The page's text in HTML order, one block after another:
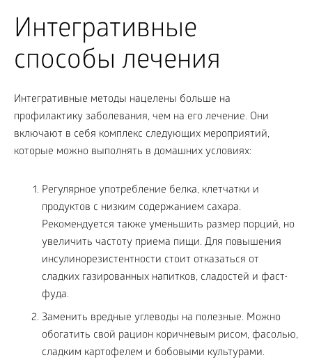
Интегративные
способы лечения
Интегративные методы нацелены больше на
профилактику заболевания, чем на его лечение. Они
включают в себя комплекс следующих мероприятий,
которые можно выполнять в домашних условиях:
Регулярное употребление белка, клетчатки и
продуктов с низким содержанием сахара.
Рекомендуется также уменьшить размер порций, но
увеличить частоту приема пищи. Для повышения
инсулинорезистентности стоит отказаться от
сладких газированных напитков, сладостей и фаст-
фуда.
Заменить вредные углеводы на полезные. Можно
обогатить свой рацион коричневым рисом, фасолью,
сладким картофелем и бобовыми культурами.